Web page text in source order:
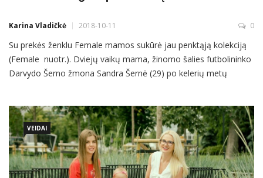
Karina Vladičkė 2018-10-11 0
Su prekės ženklu Female mamos sukūrė jau penktąją kolekciją
(Female nuotr.). Dviejų vaikų mama, žinomo šalies futbolininko
Darvydo Šerno žmona Sandra Šernė (29) po kelerių metų
Sandra gali atsipalaiduoti. Tačiau ji – ne iš tų moterų, […]
VEIDAI